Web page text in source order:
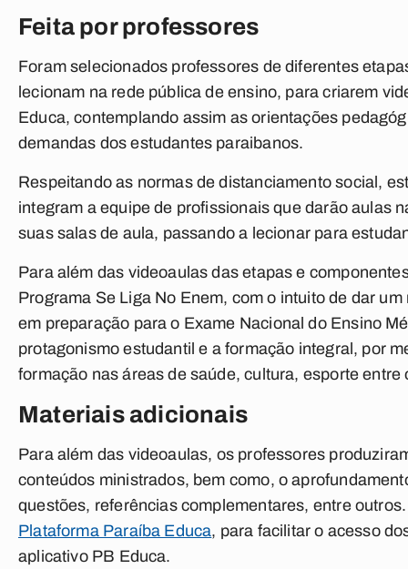
Feita por professores
Foram selecionados professores de diferentes
lecionam na rede pública de ensino, para criarem
Educa, contemplando assim as orientações
demandas dos estudantes paraibanos.
Respeitando as normas de distanciamento social,
integram a equipe de profissionais que darão aulas
suas salas de aula, passando a lecionar para
Para além das videoaulas das etapas e
Programa Se Liga No Enem, com o intuito de dar
em preparação para o Exame Nacional do Ensino
protagonismo estudantil e a formação integral, por
formação nas áreas de saúde, cultura, esporte entre
Materiais adicionais
Para além das videoaulas, os professores
conteúdos ministrados, bem como, o
questões, referências complementares, entre
Plataforma Paraíba Educa, para facilitar o acesso
aplicativo PB Educa.